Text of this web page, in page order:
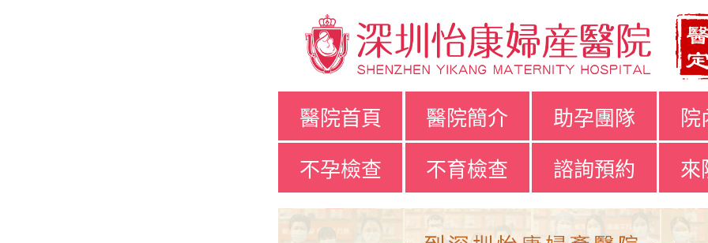
醫院首頁 醫院簡介 助孕團隊 院
不孕檢查 不育檢查 諮詢預約 來